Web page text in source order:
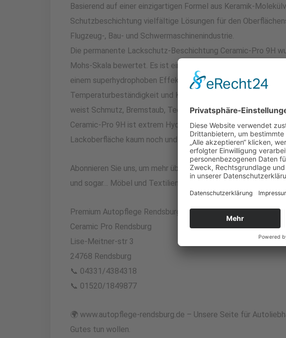
Basierend auf einer einzigartigen Formel aus Keramik-
Schutzbeschichtung vielfältige Lösungen für den
Flugzeug-, Bau- und Schwermaschinenindustrie.
Die permanente Lackschutz-Beschichtung Ceramic-Pro 9H
Mohs-Skala bewertet. Es ist eine Beschichtung mit
einem superhydrophoben Effekt, sehr hoher UV-
Temperaturbeständigkeit und Korrosionsbeständigkeit. Die
weist Schmutz, Bremstaub, Teer, Vogeldreck und Insekten
Ceramic-Pro 9H ist extrem Hydrophob, das heißt
Lackoberfläche kaum noch und reinigt sich fast von alleine in
Abonnieren Sie uns, um mehr über den besten Schutz zu
und sogar… Möbel und Textilien❗
Premium Autopflege Rendsburg +
Ceramic Pro Rendsburg
Lise-Meitner-str 3
24768 Rendsburg
📞 04331/4384318
📞 01520/1849877
🌍 www.autopflege-rendsburg.de – Unsere Seite für
Gutes tun wollen.